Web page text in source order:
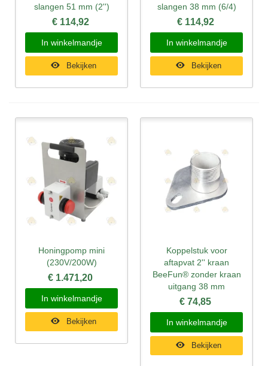
slangen 51 mm (2'')
€ 114,92
In winkelmandje
Bekijken
slangen 38 mm (6/4)
€ 114,92
In winkelmandje
Bekijken
Honingpomp mini
(230V/200W)
€ 1.471,20
In winkelmandje
Bekijken
Koppelstuk voor
aftapvat 2'' kraan
BeeFun® zonder kraan
uitgang 38 mm
€ 74,85
In winkelmandje
Bekijken